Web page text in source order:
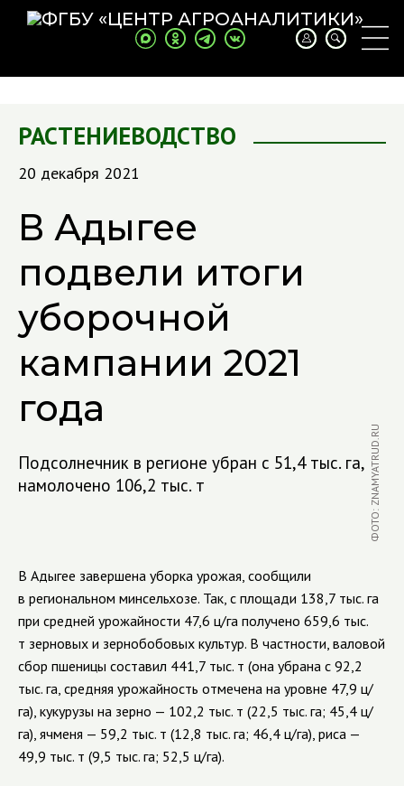
РАСТЕНИЕВОДСТВО
20 декабря 2021
В Адыгее
подвели итоги
уборочной
кампании 2021
года
Подсолнечник в регионе убран с 51,4 тыс. га,
намолочено 106,2 тыс. т
ФОТО: ZNAMYATRUD.RU
В Адыгее завершена уборка урожая, сообщили
в региональном минсельхозе. Так, с площади 138,7 тыс. га
при средней урожайности 47,6 ц/га получено 659,6 тыс.
т зерновых и зернобобовых культур. В частности, валовой
сбор пшеницы составил 441,7 тыс. т (она убрана с 92,2
тыс. га, средняя урожайность отмечена на уровне 47,9 ц/
га), кукурузы на зерно — 102,2 тыс. т (22,5 тыс. га; 45,4 ц/
га), ячменя — 59,2 тыс. т (12,8 тыс. га; 46,4 ц/га), риса —
49,9 тыс. т (9,5 тыс. га; 52,5 ц/га).